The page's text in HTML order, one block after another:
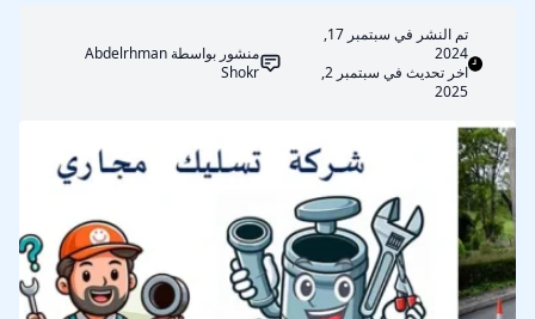
تم النشر في
سبتمبر 17,
2024
اخر تحديث في سبتمبر 2,
2025
منشور بواسطة Abdelrhman
Shokr